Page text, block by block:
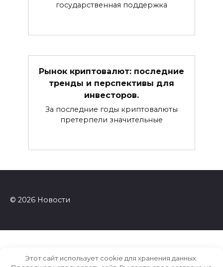
государственная поддержка
Рынок криптовалют: последние
тренды и перспективы для
инвесторов.
За последние годы криптовалюты
претерпели значительные
© 2026 Новости
Этот сайт использует cookie для хранения данных.